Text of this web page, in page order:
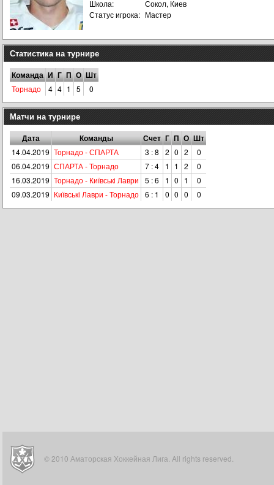
Школа:
Сокол, Киев
Статус игрока: Мастер
Статистика на турнире
Команда И Г П О Шт
Торнадо 4 4 1 5 0
Матчи на турнире
Дата Команды Счет Г П О Шт
14.04.2019 Торнадо - СПАРТА 3 : 8 2 0 2
0
06.04.2019 СПАРТА - Торнадо 7 : 4 1 1 2
0
16.03.2019 Торнадо - Київськi Лаври 5 : 6 1 0 1
0
09.03.2019 Київськi Лаври - Торнадо 6 : 1 0 0 0 0
© 2010 Аматорская Хоккейная Лига. All rights reserved.